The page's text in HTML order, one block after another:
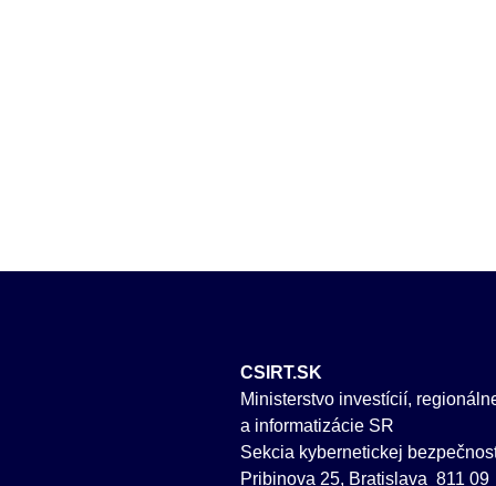
CSIRT.SK
Ministerstvo investícií,
a informatizácie SR
Sekcia kybernetickej
Pribinova 25, Bratislava 811 09